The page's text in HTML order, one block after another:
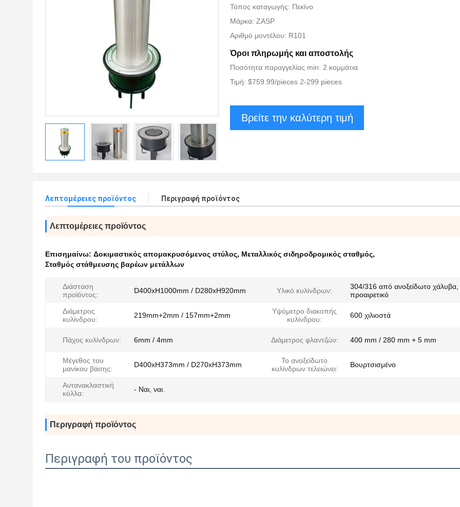
Τόπος καταγωγής: Πεκίνο
Μάρκα: ZASP
Αριθμό μοντέλου: R101
Όροι πληρωμής και αποστολής
Ποσότητα παραγγελίας min: 2 κομμάτια
Τιμή: $759.99/pieces 2-299 pieces
Βρείτε την καλύτερη τιμή
Λεπτομέρειες προϊόντος Περιγραφή προϊόντος
Λεπτομέρειες προϊόντος
Επισημαίνω: Δοκιμαστικός απομακρυσόμενος στύλος, Μεταλλικός σιδηροδρομικός σταθμός,
Σταθμός στάθμευσης βαρέων μετάλλων
Διάσταση
προϊόντος:
D400xH1000mm / D280xH920mm Υλικό κυλίνδρων:
304/316 από ανοξείδωτο χάλυβα,
προαιρετικό
Διάμετρος
κυλίνδρου:
219mm+2mm / 157mm+2mm
Υψόμετρο διακοπής
κυλίνδρου:
600 χιλιοστά
Πάχος κυλίνδρων: 6mm / 4mm Διάμετρος φλαντζών: 400 mm / 280 mm + 5 mm
Μέγεθος του
μανίκου βάσης:
D400xH373mm / D270xH373mm
Το ανοξείδωτο
κυλίνδρων τελειώνει:
Βουρτσισμένο
Αντανακλαστική
κόλλα:
- Ναι, ναι.
Περιγραφή προϊόντος
Περιγραφή του προϊόντος